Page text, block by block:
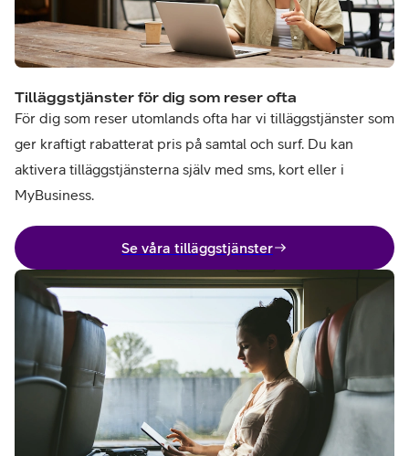
Tilläggstjänster för dig som reser ofta
För dig som reser utomlands ofta har vi tilläggstjänster som
ger kraftigt rabatterat pris på samtal och surf. Du kan
aktivera tilläggstjänsterna själv med sms, kort eller i
MyBusiness.
Se våra tilläggstjänster